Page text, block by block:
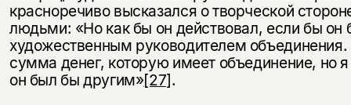
красноречиво высказался о творческой
людьми: «Но как бы он действовал, если бы
художественным руководителем
сумма денег, которую имеет объединение, но
он был бы другим»[27].